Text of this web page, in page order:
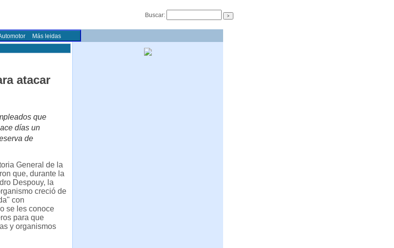
Buscar:
Más leidas
atacar
que
días un
de
General de la
que, durante la
Despouy, la
creció de
con
se les conoce
para que
y organismos